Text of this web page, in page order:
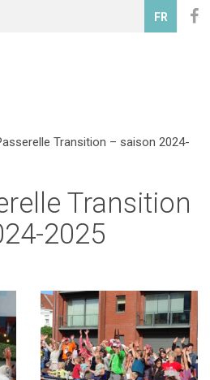
FR
Transition – saison 2024-
Transition
2025